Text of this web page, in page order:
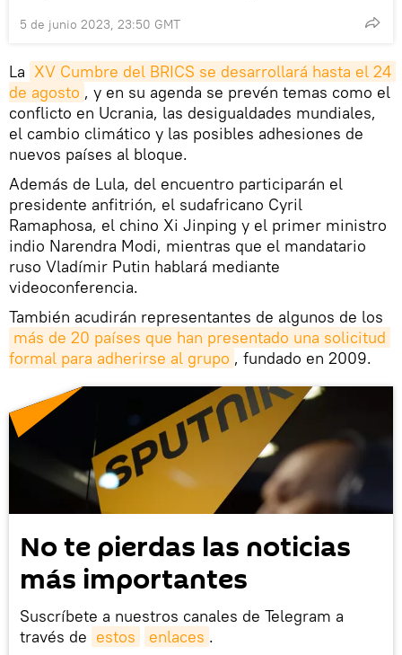
5 de junio 2023, 23:50 GMT
La XV Cumbre del BRICS se desarrollará hasta el 24
de agosto , y en su agenda se prevén temas como el
conflicto en Ucrania, las desigualdades mundiales,
el cambio climático y las posibles adhesiones de
nuevos países al bloque.
Además de Lula, del encuentro participarán el
presidente anfitrión, el sudafricano Cyril
Ramaphosa, el chino Xi Jinping y el primer ministro
indio Narendra Modi, mientras que el mandatario
ruso Vladímir Putin hablará mediante
videoconferencia.
También acudirán representantes de algunos de los
más de 20 países que han presentado una solicitud
formal para adherirse al grupo , fundado en 2009.
No te pierdas las noticias
más importantes
Suscríbete a nuestros canales de Telegram a
través de estos enlaces .